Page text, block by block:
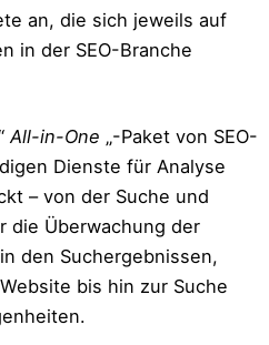
an, die sich jeweils auf
in der SEO-Branche
All-in-One „-Paket von SEO-
Dienste für Analyse
– von der Suche und
die Überwachung der
den Suchergebnissen,
bis hin zur Suche